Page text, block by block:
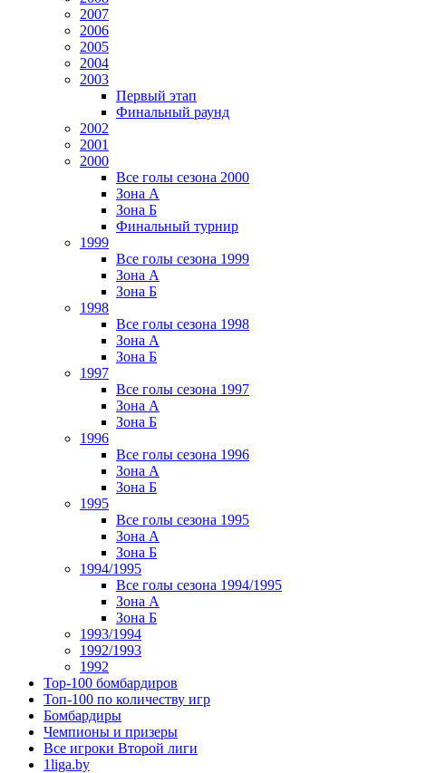
2007
2006
2005
2004
2003
Первый этап
Финальный раунд
2002
2001
2000
Все голы сезона 2000
Зона А
Зона Б
Финальный турнир
1999
Все голы сезона 1999
Зона А
Зона Б
1998
Все голы сезона 1998
Зона А
Зона Б
1997
Все голы сезона 1997
Зона А
Зона Б
1996
Все голы сезона 1996
Зона А
Зона Б
1995
Все голы сезона 1995
Зона А
Зона Б
1994/1995
Все голы сезона 1994/1995
Зона А
Зона Б
1993/1994
1992/1993
1992
Top-100 бомбардиров
Топ-100 по количеству игр
Бомбардиры
Чемпионы и призеры
Все игроки Второй лиги
1liga.by